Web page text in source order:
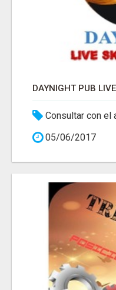
DAYNIGHT PUB
Consultar con el
05/06/2017